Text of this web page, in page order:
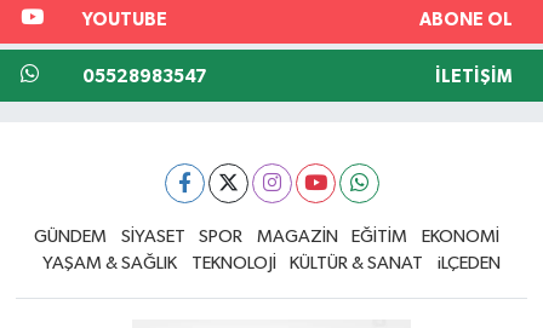
YOUTUBE ABONE OL
05528983547 İLETIŞIM
GÜNDEM SİYASET SPOR MAGAZİN EĞİTİM
EKONOMİ
YAŞAM & SAĞLIK
TEKNOLOJİ KÜLTÜR & SANAT iLÇEDEN